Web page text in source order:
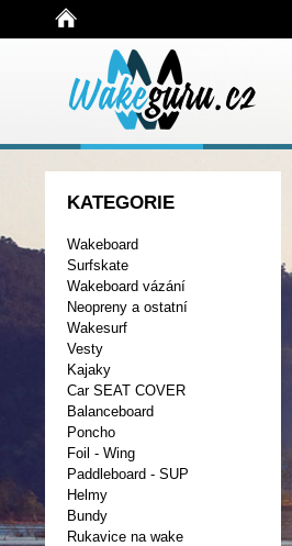
KATEGORIE
Wakeboard
Surfskate
Wakeboard vázání
Neopreny a ostatní
Wakesurf
Vesty
Kajaky
Car SEAT COVER
Balanceboard
Poncho
Foil - Wing
Paddleboard - SUP
Helmy
Bundy
Rukavice na wake